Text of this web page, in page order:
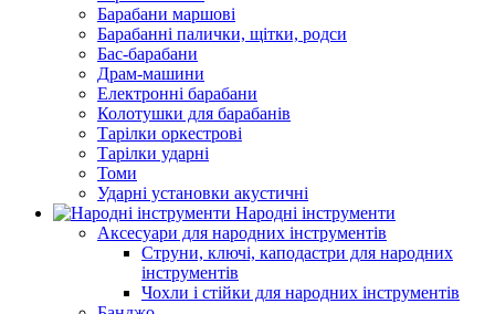
Барабани маршові
Барабанні палички, щітки, родси
Бас-барабани
Драм-машини
Електронні барабани
Колотушки для барабанів
Тарілки оркестрові
Тарілки ударні
Томи
Ударні установки акустичні
Народні інструменти
Аксесуари для народних інструментів
Струни, ключі, каподастри для народних
інструментів
Чохли і стійки для народних інструментів